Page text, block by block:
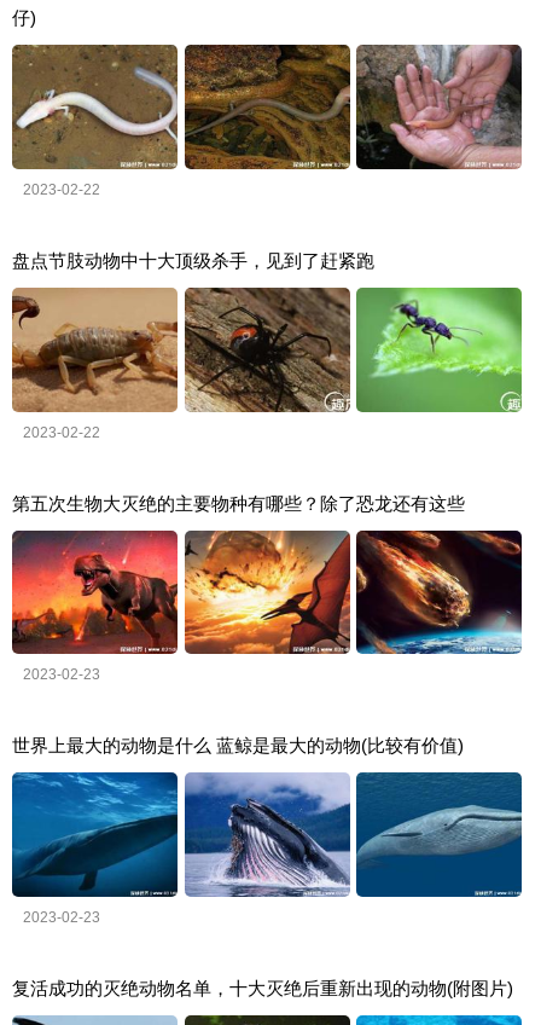
仔)
2023-02-22
盘点节肢动物中十大顶级杀手，见到了赶紧跑
2023-02-22
第五次生物大灭绝的主要物种有哪些？除了恐龙还有这些
2023-02-23
世界上最大的动物是什么 蓝鲸是最大的动物(比较有价值)
2023-02-23
复活成功的灭绝动物名单，十大灭绝后重新出现的动物(附图片)